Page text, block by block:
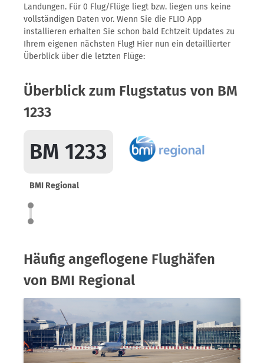
Landungen. Für 0 Flug/Flüge liegt bzw. liegen uns keine
vollständigen Daten vor. Wenn Sie die FLIO App
installieren erhalten Sie schon bald Echtzeit Updates zu
Ihrem eigenen nächsten Flug! Hier nun ein detaillierter
Überblick über die letzten Flüge:
Überblick zum Flugstatus von BM
1233
BM 1233
BMI Regional
Häufig angeflogene Flughäfen
von BMI Regional